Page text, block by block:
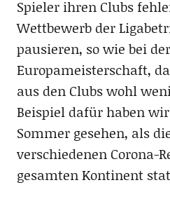
Spieler ihren Clubs
Wettbewerb der
pausieren, so wie bei der
Europameisterschaft,
aus den Clubs wohl
Beispiel dafür haben
Sommer gesehen, als
verschiedenen Corona-
gesamten Kontinent